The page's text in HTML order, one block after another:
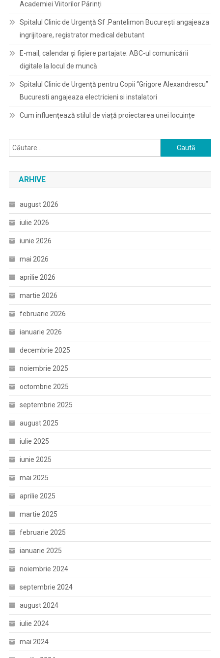
Academiei Viitorilor Părinți
Spitalul Clinic de Urgență Sf .Pantelimon București angajeaza
ingrijitoare, registrator medical debutant
E-mail, calendar şi fişiere partajate: ABC-ul comunicării
digitale la locul de muncă
Spitalul Clinic de Urgență pentru Copii “Grigore Alexandrescu”
Bucuresti angajeaza electricieni si instalatori
Cum influențează stilul de viață proiectarea unei locuințe
Caută
după:
ARHIVE
august 2026
iulie 2026
iunie 2026
mai 2026
aprilie 2026
martie 2026
februarie 2026
ianuarie 2026
decembrie 2025
noiembrie 2025
octombrie 2025
septembrie 2025
august 2025
iulie 2025
iunie 2025
mai 2025
aprilie 2025
martie 2025
februarie 2025
ianuarie 2025
noiembrie 2024
septembrie 2024
august 2024
iulie 2024
mai 2024